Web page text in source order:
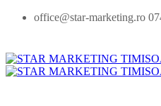
office@star-marketing.ro